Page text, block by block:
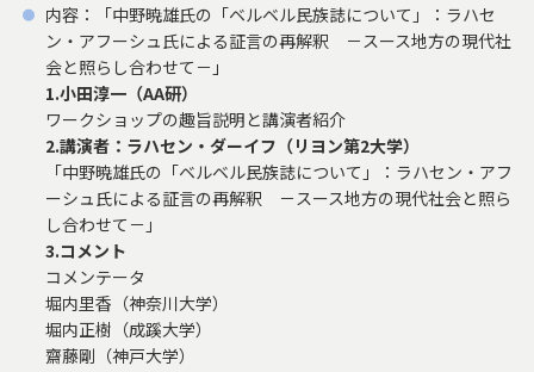
内容：「中野暁雄氏の「ベルベル民族誌について」：ラハセ
ン・アフーシュ氏による証言の再解釈 －スース地方の現代社
会と照らし合わせて－」
1.小田淳一（AA研）
ワークショップの趣旨説明と講演者紹介
2.講演者：ラハセン・ダーイフ（リヨン第2大学）
「中野暁雄氏の「ベルベル民族誌について」：ラハセン・アフ
ーシュ氏による証言の再解釈 －スース地方の現代社会と照ら
し合わせて－」
3.コメント
コメンテータ
堀内里香（神奈川大学）
堀内正樹（成蹊大学）
齋藤剛（神戸大学）